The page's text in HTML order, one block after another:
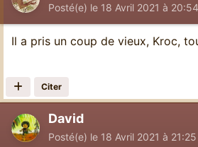
Posté(e) le 18 Avril 2021 à 20:54
Il a pris un coup de vieux, Kroc,
Citer
David
Posté(e) le 18 Avril 2021 à 21:25